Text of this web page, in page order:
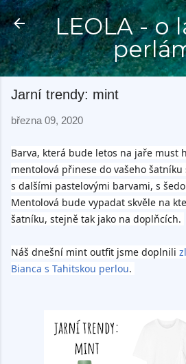
Přeskočit na hlavní
LEOLA - o
Jarní trendy: mint
března 09, 2020
Barva, která bude letos na jaře must
mentolová přinese do vašeho
s dalšími pastelovými barvami, s
Mentolová bude vypadat skvěle na
šatníku, stejně tak jako na doplňcích.
Náš dnešní mint outfit jsme doplnili
Bianca s Tahitskou perlou.